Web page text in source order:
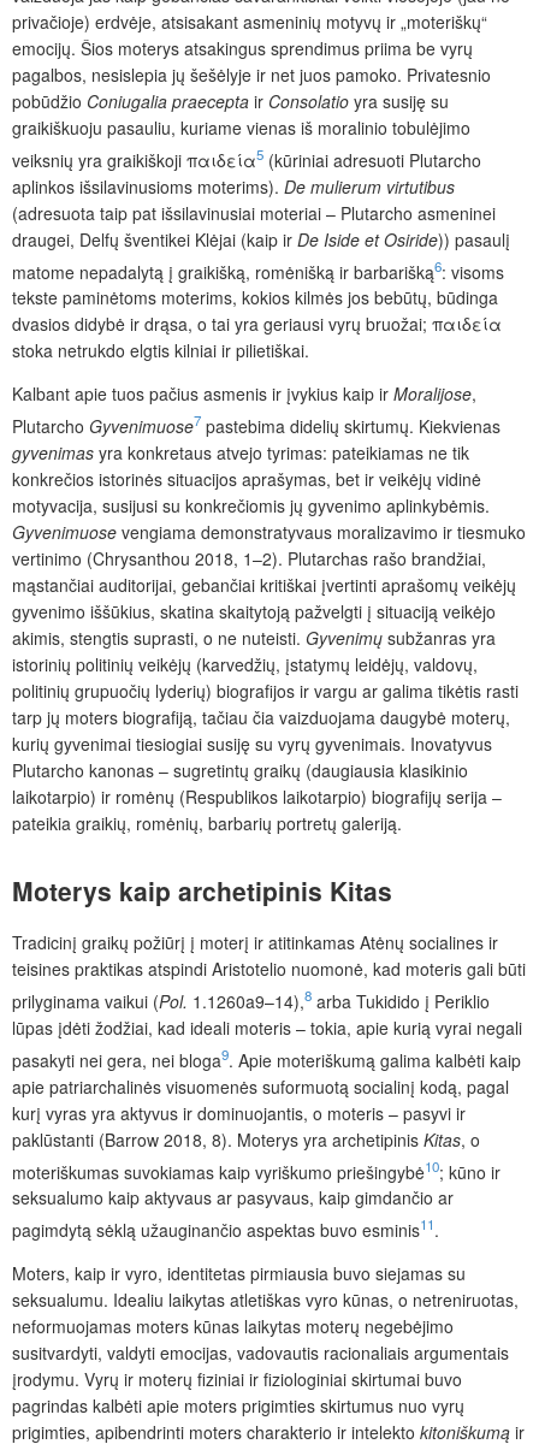
privačioje) erdvėje, atsisakant asmeninių motyvų ir „moteriškų“
emocijų. Šios moterys atsakingus sprendimus priima be vyrų
pagalbos, nesislepia jų šešėlyje ir net juos pamoko. Privatesnio
pobūdžio Coniugalia praecepta ir Consolatio yra susiję su
graikiškuoju pasauliu, kuriame vienas iš moralinio tobulėjimo
veiksnių yra graikiškoji παιδεία5 (kūriniai adresuoti Plutarcho
aplinkos išsilavinusioms moterims). De mulierum virtutibus
(adresuota taip pat išsilavinusiai moteriai – Plutarcho asmeninei
draugei, Delfų šventikei Klėjai (kaip ir De Iside et Osiride)) pasaulį
matome nepadalytą į graikišką, romėnišką ir barbarišką6: visoms
tekste paminėtoms moterims, kokios kilmės jos bebūtų, būdinga
dvasios didybė ir drąsa, o tai yra geriausi vyrų bruožai; παιδεία
stoka netrukdo elgtis kilniai ir pilietiškai.
Kalbant apie tuos pačius asmenis ir įvykius kaip ir Moralijose,
Plutarcho Gyvenimuose7 pastebima didelių skirtumų. Kiekvienas
gyvenimas yra konkretaus atvejo tyrimas: pateikiamas ne tik
konkrečios istorinės situacijos aprašymas, bet ir veikėjų vidinė
motyvacija, susijusi su konkrečiomis jų gyvenimo aplinkybėmis.
Gyvenimuose vengiama demonstratyvaus moralizavimo ir tiesmuko
vertinimo (Chrysanthou 2018, 1–2). Plutarchas rašo brandžiai,
mąstančiai auditorijai, gebančiai kritiškai įvertinti aprašomų veikėjų
gyvenimo iššūkius, skatina skaitytoją pažvelgti į situaciją veikėjo
akimis, stengtis suprasti, o ne nuteisti. Gyvenimų subžanras yra
istorinių politinių veikėjų (karvedžių, įstatymų leidėjų, valdovų,
politinių grupuočių lyderių) biografijos ir vargu ar galima tikėtis rasti
tarp jų moters biografiją, tačiau čia vaizduojama daugybė moterų,
kurių gyvenimai tiesiogiai susiję su vyrų gyvenimais. Inovatyvus
Plutarcho kanonas – sugretintų graikų (daugiausia klasikinio
laikotarpio) ir romėnų (Respublikos laikotarpio) biografijų serija –
pateikia graikių, romėnių, barbarių portretų galeriją.
Moterys kaip archetipinis Kitas
Tradicinį graikų požiūrį į moterį ir atitinkamas Atėnų socialines ir
teisines praktikas atspindi Aristotelio nuomonė, kad moteris gali būti
prilyginama vaikui (Pol. 1.1260a9–14),8 arba Tukidido į Periklio
lūpas įdėti žodžiai, kad ideali moteris – tokia, apie kurią vyrai negali
pasakyti nei gera, nei bloga9. Apie moteriškumą galima kalbėti kaip
apie patriarchalinės visuomenės suformuotą socialinį kodą, pagal
kurį vyras yra aktyvus ir dominuojantis, o moteris – pasyvi ir
paklūstanti (Barrow 2018, 8). Moterys yra archetipinis Kitas, o
moteriškumas suvokiamas kaip vyriškumo priešingybė10; kūno ir
seksualumo kaip aktyvaus ar pasyvaus, kaip gimdančio ar
pagimdytą sėklą užauginančio aspektas buvo esminis11.
Moters, kaip ir vyro, identitetas pirmiausia buvo siejamas su
seksualumu. Idealiu laikytas atletiškas vyro kūnas, o netreniruotas,
neformuojamas moters kūnas laikytas moterų negebėjimo
susitvardyti, valdyti emocijas, vadovautis racionaliais argumentais
įrodymu. Vyrų ir moterų fiziniai ir fiziologiniai skirtumai buvo
pagrindas kalbėti apie moters prigimties skirtumus nuo vyrų
prigimties, apibendrinti moters charakterio ir intelekto kitoniškumą ir